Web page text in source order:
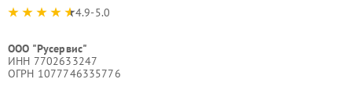
4.9-5.0
ООО "Русервис"
ИНН 7702633247
ОГРН 1077746335776